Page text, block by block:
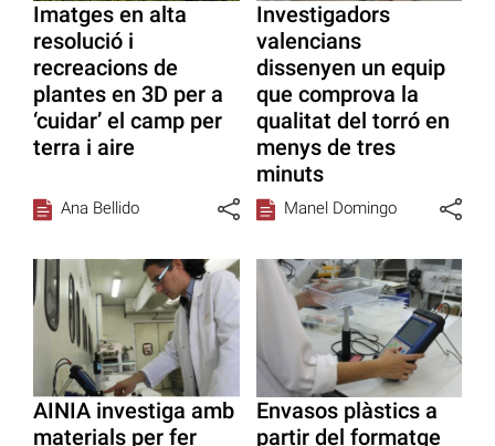
Imatges en alta
resolució i
recreacions de
plantes en 3D per a
‘cuidar’ el camp per
terra i aire
Ana Bellido
Investigadors
valencians
dissenyen un equip
que comprova la
qualitat del torró en
menys de tres
minuts
Manel Domingo
AINIA investiga amb
materials per fer
Envasos plàstics a
partir del formatge